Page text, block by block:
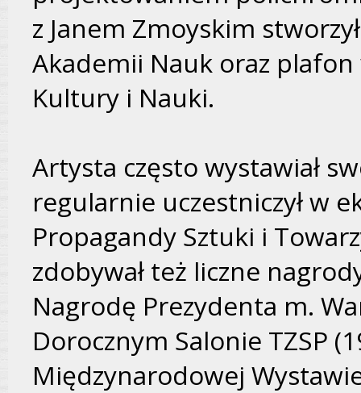
z Janem Zmoyskim
Akademii Nauk oraz plafon
Kultury i Nauki.
Artysta często wystawiał
regularnie uczestniczył w
Propagandy Sztuki i
zdobywał też liczne
Nagrodę Prezydenta m.
Dorocznym Salonie TZSP
Międzynarodowej